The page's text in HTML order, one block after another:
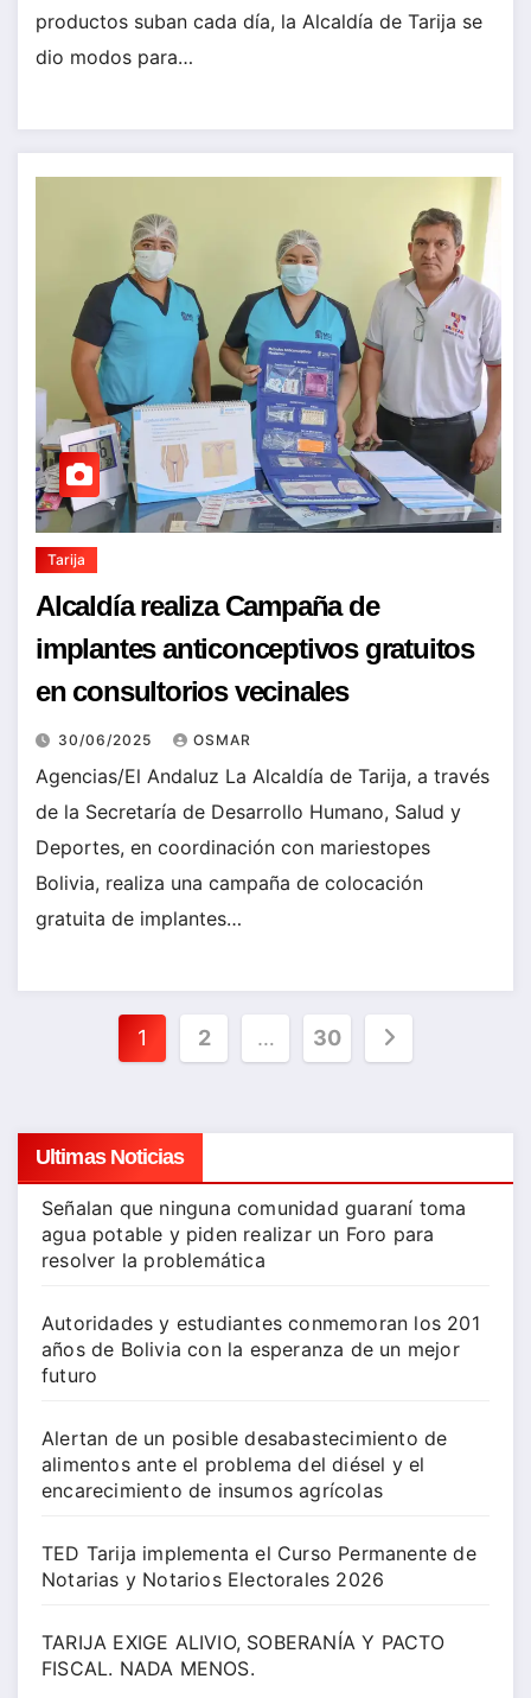
productos suban cada día, la Alcaldía de Tarija se
dio modos para…
Tarija
Alcaldía realiza Campaña de
implantes anticonceptivos gratuitos
en consultorios vecinales
30/06/2025 OSMAR
Agencias/El Andaluz La Alcaldía de Tarija, a través
de la Secretaría de Desarrollo Humano, Salud y
Deportes, en coordinación con mariestopes
Bolivia, realiza una campaña de colocación
gratuita de implantes…
Paginación
entradas
1 2 … 30
Ultimas Noticias
Señalan que ninguna comunidad guaraní toma
agua potable y piden realizar un Foro para
resolver la problemática
Autoridades y estudiantes conmemoran los 201
años de Bolivia con la esperanza de un mejor
futuro
Alertan de un posible desabastecimiento de
alimentos ante el problema del diésel y el
encarecimiento de insumos agrícolas
TED Tarija implementa el Curso Permanente de
Notarias y Notarios Electorales 2026
TARIJA EXIGE ALIVIO, SOBERANÍA Y PACTO
FISCAL. NADA MENOS.